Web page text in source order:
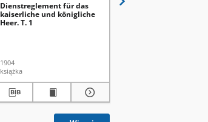
Dienstreglement für das
kaiserliche und königliche
Heer. T. 1
1904
książka